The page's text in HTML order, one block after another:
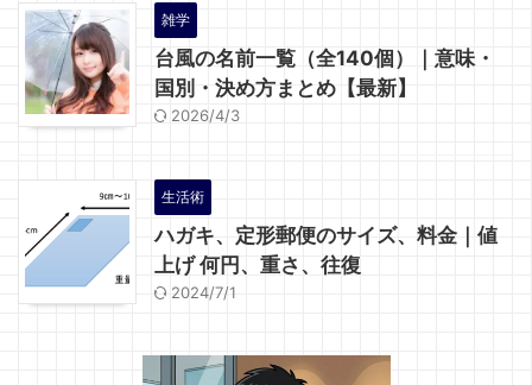
雑学
台風の名前一覧（全140個）｜意味・
国別・決め方まとめ【最新】
2026/4/3
生活術
ハガキ、定形郵便のサイズ、料金｜値
上げ 何円、重さ、往復
2024/7/1